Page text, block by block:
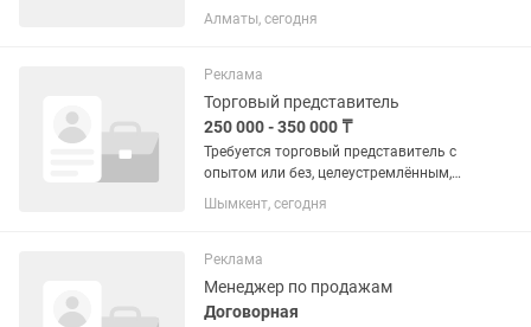
до 47 лет С опытом работы, с хорошим
знанием РУССКОГО ЯЗЫКА и тех
обязательность, скорость ,
порядочность и...
Алматы, сегодня
Реклама
Торговый представитель
250 000 - 350 000 ₸
Требуется торговый представитель с
опытом или без, целеустремлённым,
умеющим продавать и продвигать
новый товар. У нас бытовая химия,
продукцией, только если это не
бытовая...
Шымкент, сегодня
Реклама
Менеджер по продажам
Договорная